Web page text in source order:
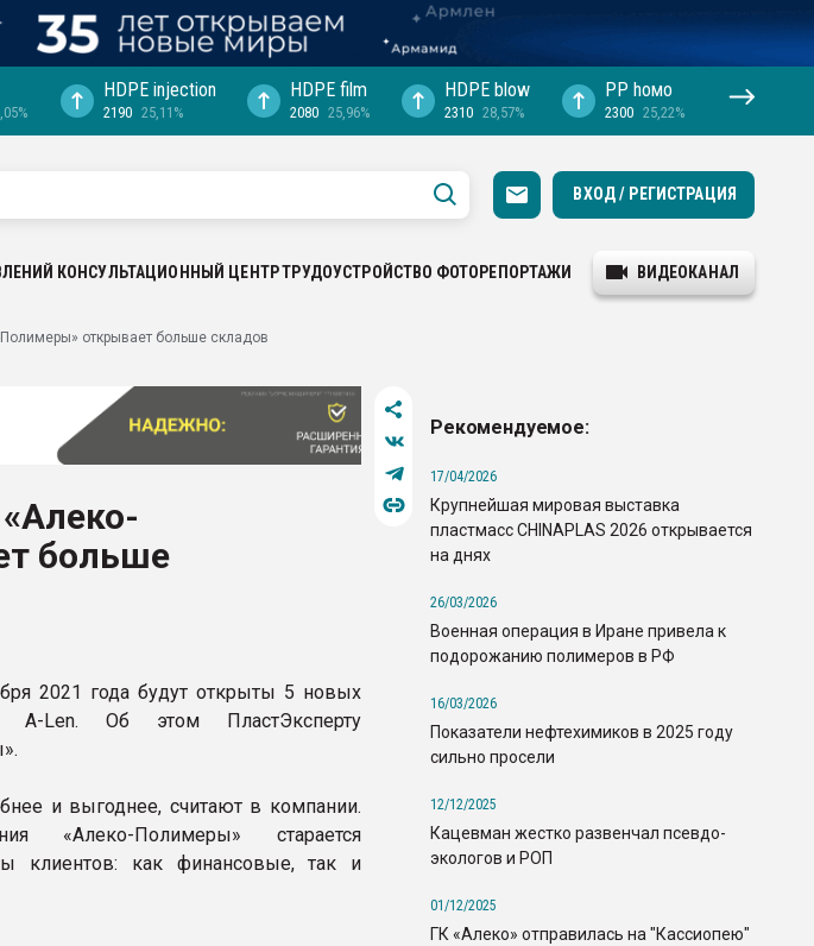
HDPE injection
2190 25,11%
HDPE film
2080 25,96%
HDPE blow
2310 28,57%
PP hомо
2300 25,22%
ВХОД / РЕГИСТРАЦИЯ
КОНСУЛЬТАЦИОННЫЙ ЦЕНТРТРУДОУСТРОЙСТВО ФОТОРЕПОРТАЖИ ВИДЕОКАНАЛ
Полимеры» открывает больше складов
больше
2021 года будут открыты 5 новых
A-Len. Об этом ПластЭксперту
и выгоднее, считают в компании.
«Алеко-Полимеры» старается
клиентов: как финансовые, так и
Рекомендуемое:
17/04/2026
Крупнейшая мировая выставка
пластмасс CHINAPLAS 2026 открывается
на днях
26/03/2026
Военная операция в Иране привела к
подорожанию полимеров в РФ
16/03/2026
Показатели нефтехимиков в 2025 году
сильно просели
12/12/2025
Кацевман жестко развенчал псевдо-
экологов и РОП
01/12/2025
ГК «Алеко» отправилась на "Кассиопею"